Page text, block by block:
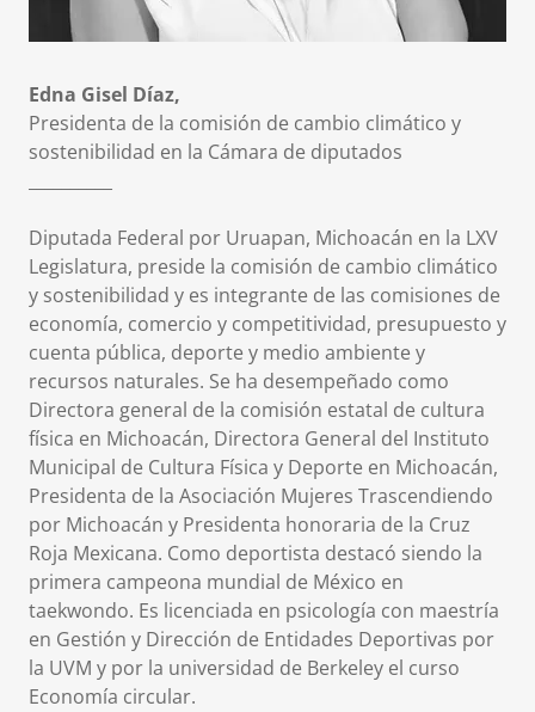
Edna Gisel Díaz,
Presidenta de la comisión de cambio climático y
sostenibilidad en la Cámara de diputados
Diputada Federal por Uruapan, Michoacán en la LXV
Legislatura, preside la comisión de cambio climático
y sostenibilidad y es integrante de las comisiones de
economía, comercio y competitividad, presupuesto y
cuenta pública, deporte y medio ambiente y
recursos naturales. Se ha desempeñado como
Directora general de la comisión estatal de cultura
física en Michoacán, Directora General del Instituto
Municipal de Cultura Física y Deporte en Michoacán,
Presidenta de la Asociación Mujeres Trascendiendo
por Michoacán y Presidenta honoraria de la Cruz
Roja Mexicana. Como deportista destacó siendo la
primera campeona mundial de México en
taekwondo. Es licenciada en psicología con maestría
en Gestión y Dirección de Entidades Deportivas por
la UVM y por la universidad de Berkeley el curso
Economía circular.